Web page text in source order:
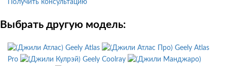
Получить консультацию
Выбрать другую модель:
Geely Atlas
Geely Atlas
Pro
Geely Coolray